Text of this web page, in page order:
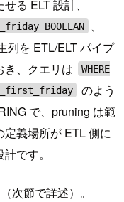
る ELT 設計、
BOOLEAN
列を ETL/ELT パイプ
き、クエリは
WHERE
のよう
で、pruning は範
義場所が ETL 側に
です。
次節で詳述）。